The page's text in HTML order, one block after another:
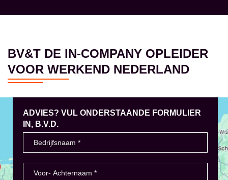
BV&T DE IN-COMPANY OPLEIDER
VOOR WERKEND NEDERLAND
ADVIES? VUL ONDERSTAANDE FORMULIER
IN, B.V.D.